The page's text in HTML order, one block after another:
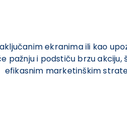
ekranima ili kao
pažnju i podstiču brzu
efikasnim marketinškim